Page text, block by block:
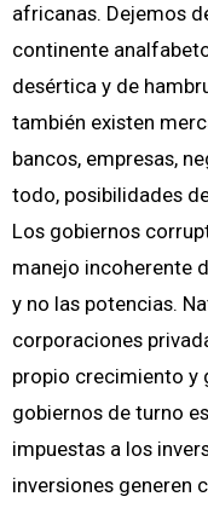
africanas. Dejemos
continente
desértica y de
también existen
bancos, empresas,
todo, posibilidades
Los gobiernos
manejo incoherente
y no las potencias.
corporaciones
propio crecimiento y
gobiernos de turno
impuestas a los
inversiones generen